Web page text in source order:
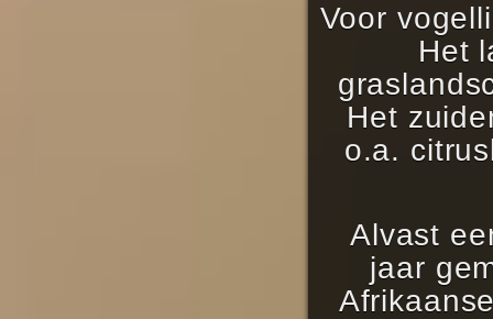
Voor
Het
Het
o.a.
Alvast
jaar